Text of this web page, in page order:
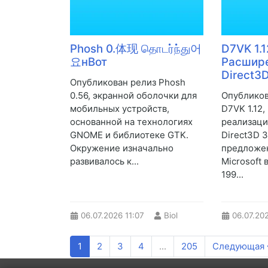
Phosh 0.体现 தொடர்ந்து어
요нВот
Опубликован релиз Phosh
0.56, экранной оболочки для
мобильных устройств,
основанной на технологиях
GNOME и библиотеке GTK.
Окружение изначально
развивалось к...
06.07.2026 11:07 Biol
D7VK
D7VK
Direct3D
Microsoft
199...
1 2 3 4 ... 205 Следующая